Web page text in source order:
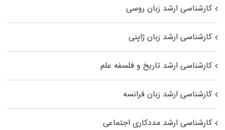
کارشناسی ارشد زبان روسی
کارشناسی ارشد زبان ژاپنی
کارشناسی ارشد تاریخ و فلسفه علم
کارشناسی ارشد زبان فرانسه
کارشناسی ارشد مددکاری اجتماعی